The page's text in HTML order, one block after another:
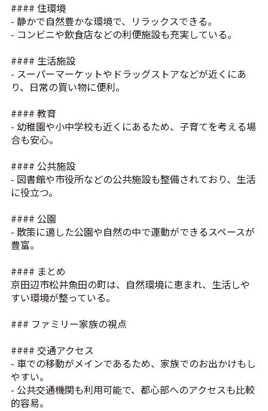
#### 住環境
- 静かで自然豊かな環境で、リラックスできる。
- コンビニや飲食店などの利便施設も充実している。
#### 生活施設
- スーパーマーケットやドラッグストアなどが近くにあ
り、日常の買い物に便利。
#### 教育
- 幼稚園や小中学校も近くにあるため、子育てを考える場
合も安心。
#### 公共施設
- 図書館や市役所などの公共施設も整備されており、生活
に役立つ。
#### 公園
- 散策に適した公園や自然の中で運動ができるスペースが
豊富。
#### まとめ
京田辺市松井魚田の町は、自然環境に恵まれ、生活しや
すい環境が整っている。
### ファミリー家族の視点
#### 交通アクセス
- 車での移動がメインであるため、家族でのお出かけもし
やすい。
- 公共交通機関も利用可能で、都心部へのアクセスも比較
的容易。